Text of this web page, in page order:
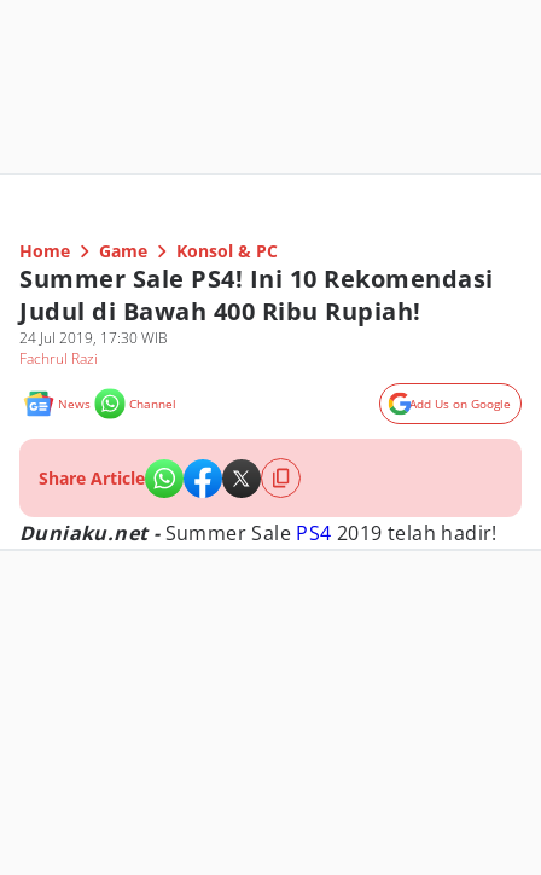
Home Game Konsol & PC
Summer Sale PS4! Ini 10 Rekomendasi
Judul di Bawah 400 Ribu Rupiah!
24 Jul 2019, 17:30 WIB
Fachrul Razi
News Channel Add Us on Google
Share Article
Duniaku.net -Summer Sale PS4 2019 telah hadir!